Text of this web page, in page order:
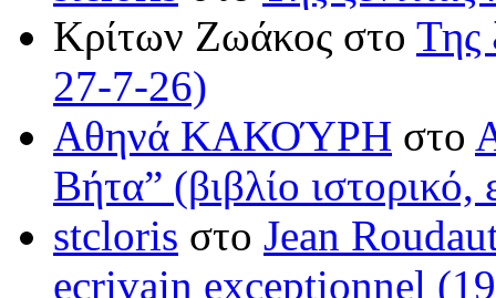
Κρίτων Ζωάκος στο Της
27-7-26)
Αθηνά ΚΑΚΟΎΡΗ στο
Βήτα” (βιβλίο
stcloris στο Jean
ecrivain exceptionnel